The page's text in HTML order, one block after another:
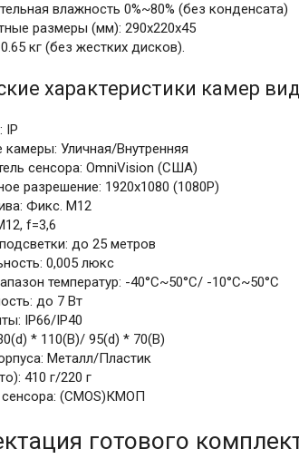
влажность 0%~80% (без конденсата)
размеры (мм): 290х220х45
кг (без жестких дисков).
характеристики камер
IP
камеры: Уличная/Внутренняя
сенсора: OmniVision (США)
разрешение: 1920x1080 (1080Р)
Фикс. М12
f=3,6
до 25 метров
0,005 люкс
температур: -40°С~50°С/ -10°С~50°С
до 7 Вт
IP66/IP40
* 110(В)/ 95(d) * 70(В)
Металл/Пластик
410 г/220 г
сенсора: (CMOS)КМОП
готового